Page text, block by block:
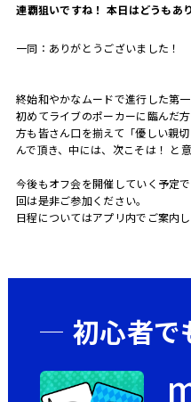
――連覇狙いですね！ 本日はどうもあ
一同：ありがとうございました！
終始和やかなムードで進行した第一
初めてライブのポーカーに臨んだ
方も皆さん口を揃えて「優しい親
んで頂き、中には、次こそは！ と
今後もオフ会を開催していく予定
回は是非ご参加ください。
日程についてはアプリ内でご案内
初心者で